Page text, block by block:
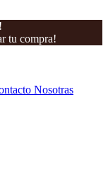
tu compra!
Nosotras